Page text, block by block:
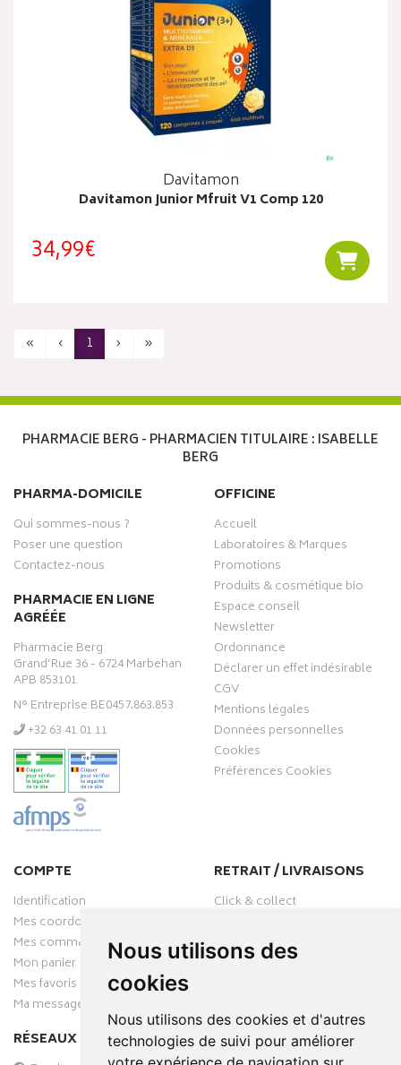
Nous utilisons des
cookies
Nous utilisons des cookies et d'autres
technologies de suivi pour améliorer
Davitamon
Davitamon Junior Mfruit V1 Comp 120
34,99€
« ‹ 1 › »
PHARMACIE BERG - PHARMACIEN TITULAIRE : ISABELLE
BERG
PHARMA-DOMICILE
Qui sommes-nous ?
Poser une question
Contactez-nous
PHARMACIE EN LIGNE
AGRÉÉE
Pharmacie Berg
Grand’Rue 36 - 6724 Marbehan
APB 853101
N° Entreprise BE0457.863.853
‭+32 63 41 01 11‬
OFFICINE
Accueil
Laboratoires & Marques
Promotions
Produits & cosmétique bio
Espace conseil
Newsletter
Ordonnance
Déclarer un effet indésirable
CGV
Mentions légales
Données personnelles
Cookies
Préférences Cookies
COMPTE
Identification
Mes coordonnées
Mes commandes
Mon panier
Mes favoris
Ma messagerie
RÉSEAUX SOCIAUX
RETRAIT / LIVRAISONS
Click & collect